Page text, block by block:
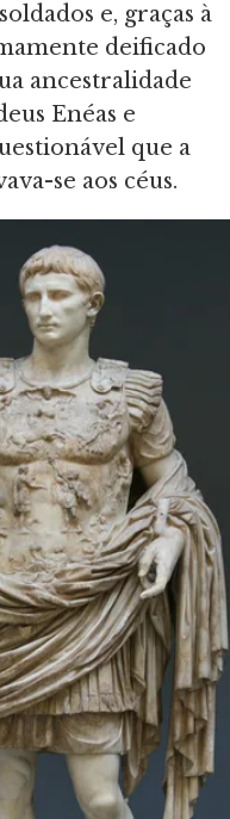
e, graças à
deificado
ancestralidade
Enéas e
que a
se aos céus.